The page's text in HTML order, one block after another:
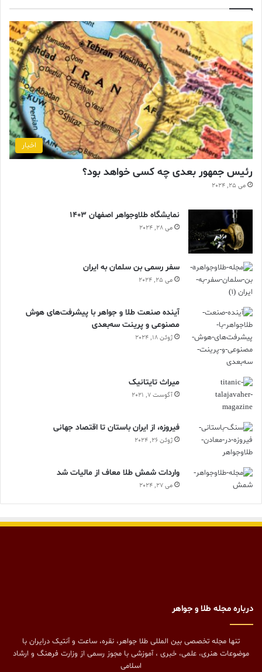
اخبار
رئیس جمهور بعدی چه کسی خواهد بود؟
می 25, 2024
نمایشگاه طلاوجواهر اصفهان 1403
می 28, 2024
سفر رسمی بن سلمان به ایران
می 25, 2024
آینده صنعت طلا و جواهر با پیشرفت‌های هوش
مصنوعی و پرینت سه‌بعدی
ژوئن 18, 2024
ميراث تايتانيک
آگوست 7, 2021
فیروزه، از ایران باستان تا اقتصاد جهانی
ژوئن 26, 2024
واردات شمش طلا معاف از مالیات شد
می 27, 2024
درباره مجله طلا و جواهر
تنها مجله تخصصی بین المللی طلا جواهر، نقره، ساعت و آنتیک درایران با
موضوعات هنری، علمی، خبری ، آموزشی با مجوز رسمی از وزارت فرهنگ و ارشاد
اسلامی